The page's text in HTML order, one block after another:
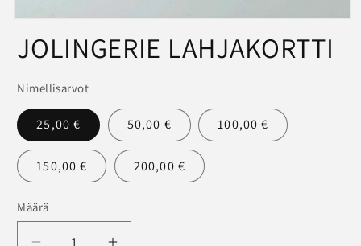
modaalisessa
JOLINGERIE LAHJAKORTTI
Nimellisarvot
25,00 € 50,00 € 100,00 €
150,00 € 200,00 €
Määrä
Määrä